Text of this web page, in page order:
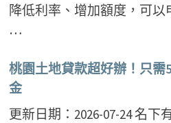
降低利率、增加額度，可
…
桃園土地貸款超好辦！只
金
更新日期：2026-07-24 名下